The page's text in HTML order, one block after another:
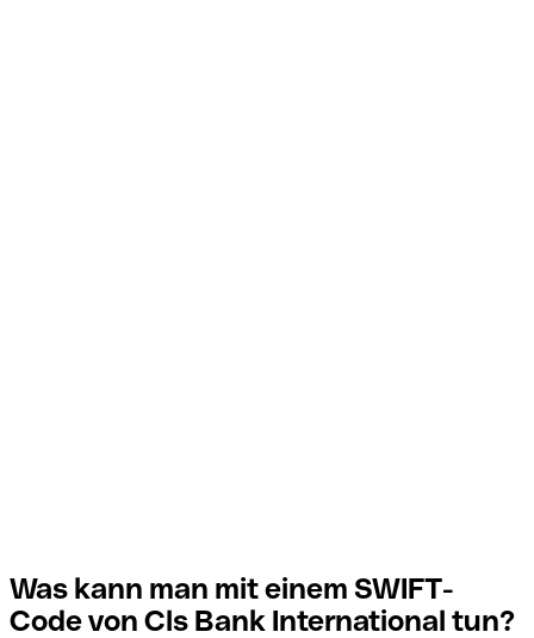
Was kann man mit einem SWIFT-
Code von Cls Bank International tun?